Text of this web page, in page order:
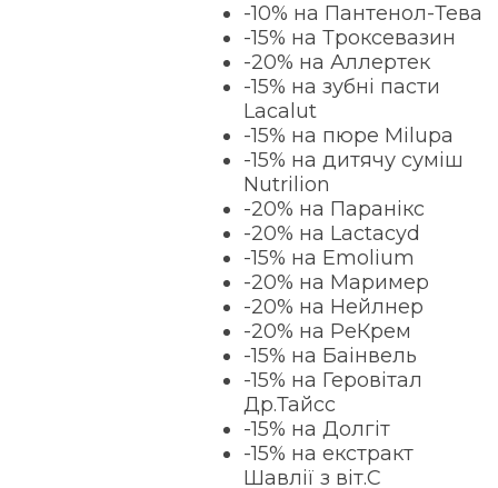
-10% на Пантенол-Тева
-15% на Троксевазин
-20% на Аллертек
-15% на зубні пасти
Lacalut
-15% на пюре Milupa
-15% на дитячу суміш
Nutrilion
-20% на Паранікс
-20% на Lactacyd
-15% на Emolium
-20% на Маример
-20% на Нейлнер
-20% на РеКрем
-15% на Баінвель
-15% на Геровітал
Др.Тайсс
-15% на Долгіт
-15% на екстракт
Шавлії з віт.С